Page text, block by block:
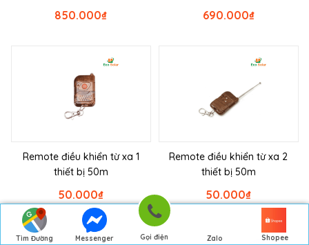
Tìm Đường
Messenger Gọi điện Zalo Shopee
₫
850.000 ₫
690.000
Remote điều khiển từ xa 1
thiết bị 50m
₫
50.000
Remote điều khiển từ xa 2
thiết bị 50m
₫
50.000